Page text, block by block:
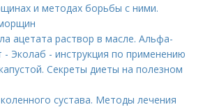
и методах борьбы с ними.
ацетата раствор в масле. Альфа-
Эколаб - инструкция по применению
Секреты диеты на полезном
сустава. Методы лечения